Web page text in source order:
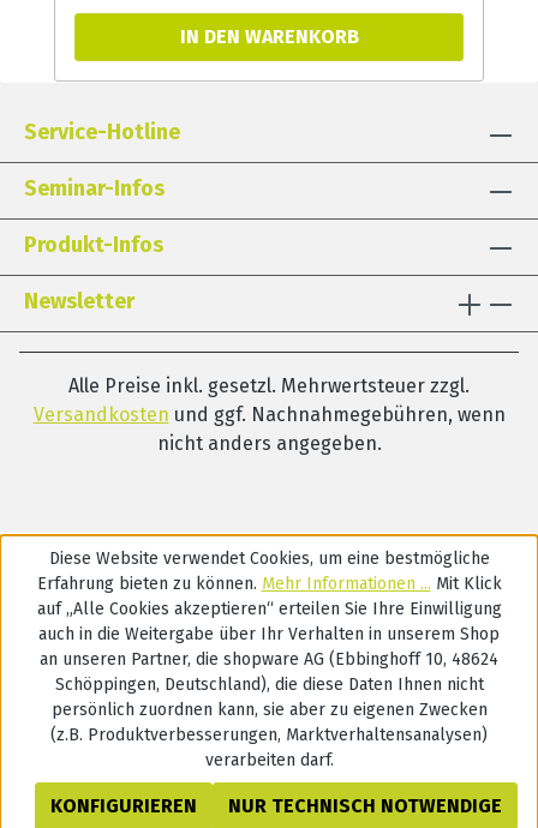
können Vorläuferfertigkeiten wie
phonologische Bewusstheit oder visuelle
erarbeitet werden wie Buchstaben-Laut-
Automatisierungen und alphabetische
Lesestrategie mit Schulkindern. In allen
Übungen werden zudem gezielt Exekutive
Funktionen gefördert, die für den
Leseerwerb von besonderer Relevanz sind.
Dazu bietet LExi gesonderte Module zu
speziellen Vorläufer- bzw. Teilfertigkeiten
Alters-/Entwicklungsniveaus der Kinder
bzw. Settings der Förderung
(Sprachtherapie, Kindergarten, Förderung
Spiel- und Arbeitsmaterial. Das Kartenspiel
LExi-DUO wird mit unterschiedlichen
Spielweisen in alle Modulschwerpunkte
einbezogen.Entwickelt für den Einsatz in
Sprachtherapie, präventiver Förderung im
Kindergarten, Integrativer Lerntherapie
und DaZ (Deutsch als Zweitsprache) in der
Einzel- oder Kleingruppenförderung als
kompakte und differenzierte
Materialsammlung zur individualisierten
IN DEN WARENKORB
Service-Hotline
Seminar-Infos
Produkt-Infos
Newsletter
Alle Preise inkl. gesetzl. Mehrwertsteuer zzgl.
Versandkosten und ggf. Nachnahmegebühren, wenn
nicht anders angegeben.
Diese Website verwendet Cookies, um eine bestmögliche
Erfahrung bieten zu können. Mehr Informationen ... Mit Klick
auf „Alle Cookies akzeptieren“ erteilen Sie Ihre Einwilligung
auch in die Weitergabe über Ihr Verhalten in unserem Shop
an unseren Partner, die shopware AG (Ebbinghoff 10, 48624
Schöppingen, Deutschland), die diese Daten Ihnen nicht
persönlich zuordnen kann, sie aber zu eigenen Zwecken
(z.B. Produktverbesserungen, Marktverhaltensanalysen)
verarbeiten darf.
NUR TECHNISCH NOTWENDIGE
KONFIGURIEREN